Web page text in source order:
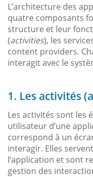
L’architecture des
quatre composants
structure et leur
(activities), les
content providers.
interagit avec le
1. Les activités
Les activités sont les
utilisateur d’une
correspond à un
interagir. Elles
l’application et sont
gestion des